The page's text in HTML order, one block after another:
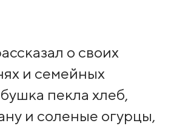
о своих
и семейных
пекла хлеб,
и соленые огурцы,